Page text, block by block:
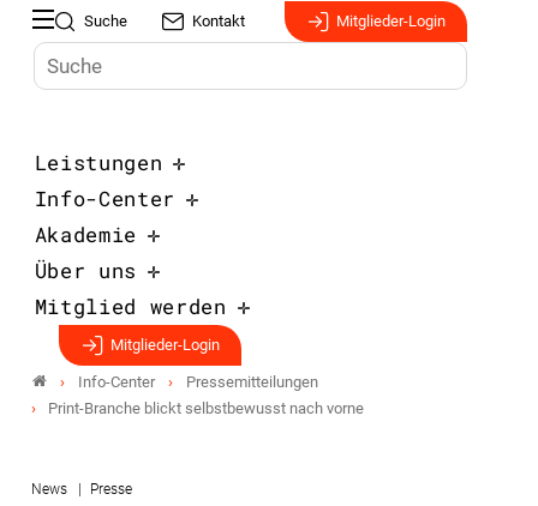
Suche Kontakt Mitglieder-Login
Leistungen
Info-Center
Akademie
Über uns
Mitglied werden
Mitglieder-Login
Info-Center
Pressemitteilungen
Print-Branche blickt selbstbewusst nach vorne
News Presse